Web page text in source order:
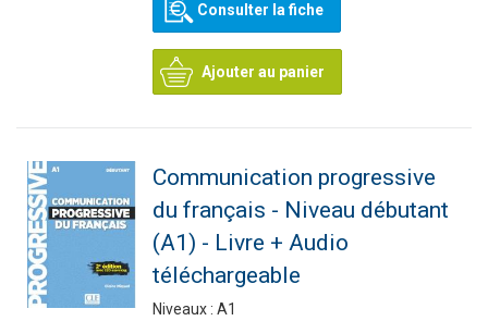
Consulter la fiche
Ajouter au panier
Communication progressive
du français - Niveau débutant
(A1) - Livre + Audio
téléchargeable
Niveaux : A1